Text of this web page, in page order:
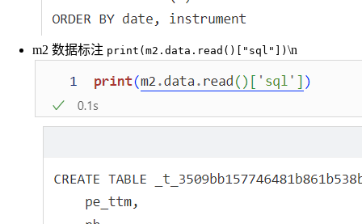
m2 数据标注 print(m2.data.read()["sql"]) \n